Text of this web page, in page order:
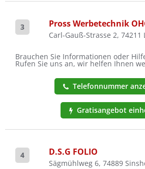
3 Pross Werbetechnik
Carl-Gauß-Strasse 2, 74211
Brauchen Sie Informationen oder
Rufen Sie uns an, wir helfen Ihnen
Telefonnummer
Gratisangebot
4 D.S.G FOLIO
Sägmühlweg 6, 74889